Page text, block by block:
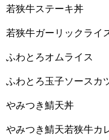
若狭牛ステーキ丼
若狭牛ガーリックライ
ふわとろオムライス
ふわとろ玉子ソースカ
やみつき鯖天丼
やみつき鯖天若狭牛カ